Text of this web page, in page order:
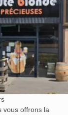
vous offrons la